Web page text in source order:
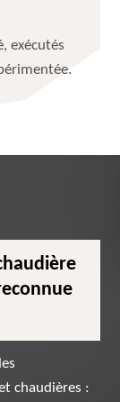
exécutés
chaudières :